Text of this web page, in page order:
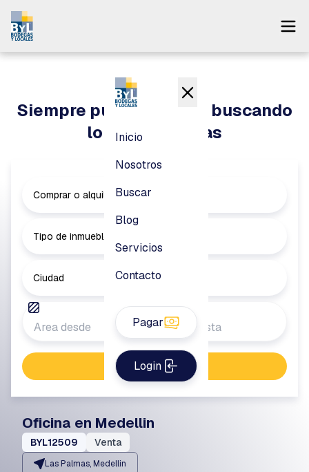
Nosotros
Pagar
Inicio
Nosotros
Buscar
Blog
Servicios
Contacto
Pagar
Login
Siempre puedes seguir buscando
lo que necesitas
Comprar o alquilar
Tipo de inmueble
Ciudad
Buscar propiedad
Oficina en Medellin
BYL12509 Venta
Las Palmas, Medellin